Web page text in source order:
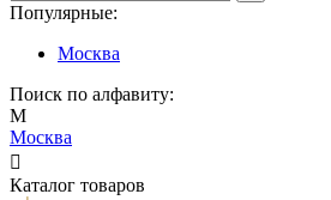
Популярные:
Москва
Поиск по алфавиту:
М
Москва

Каталог товаров